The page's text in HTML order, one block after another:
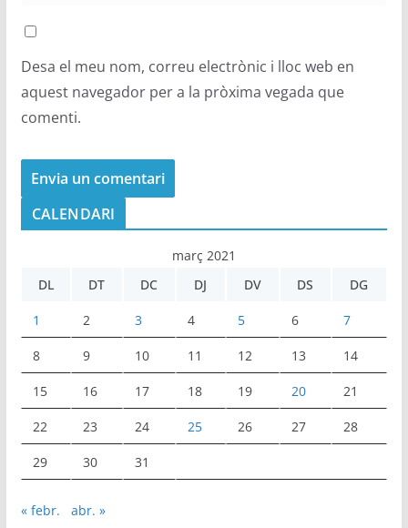
Desa el meu nom, correu electrònic i lloc web en
aquest navegador per a la pròxima vegada que
comenti.
CALENDARI
març 2021
DL
DT DC DJ DV DS DG
1 2 3 4 5 6 7
8 9 10 11 12 13 14
15 16 17 18 19 20 21
22 23 24 25 26 27 28
29 30 31
« febr. abr. »